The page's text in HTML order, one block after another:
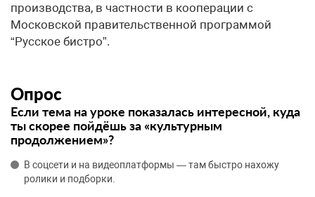
производства, в частности в кооперации с
Московской правительственной программой
“Русское бистро”.
Опрос
Если тема на уроке показалась интересной, куда
ты скорее пойдёшь за «культурным
продолжением»?
В соцсети и на видеоплатформы — там быстро нахожу
ролики и подборки.